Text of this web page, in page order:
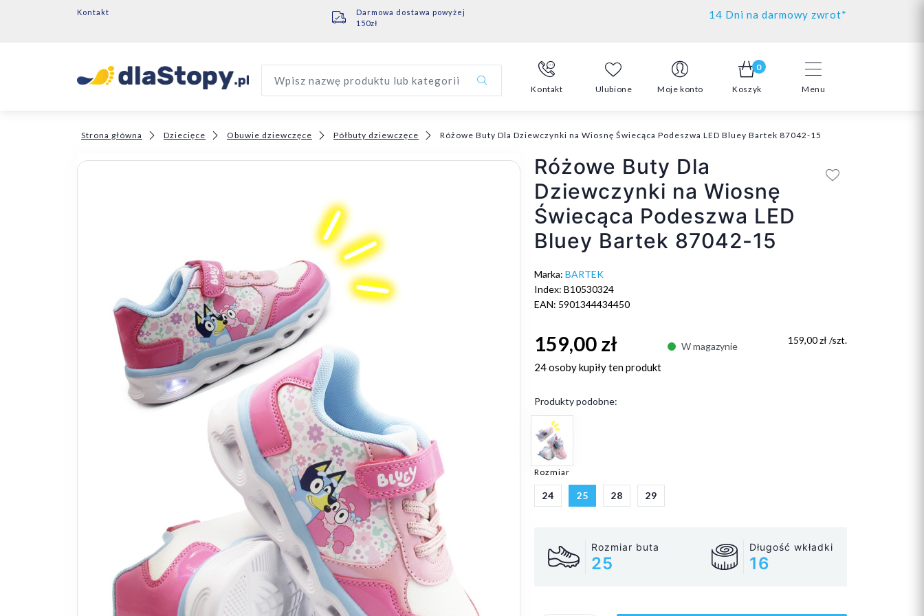
Kontakt
Darmowa dostawa powyżej
150zł
14 Dni na darmowy zwrot*
Menu
Wpisz nazwę produktu lub kategorii
Kontakt Ulubione Moje konto
0
Koszyk
Strona główna Dziecięce Obuwie dziewczęce Półbuty dziewczęce Różowe Buty Dla Dziewczynki na Wiosnę Świecąca Podeszwa LED Bluey Bartek 87042-15
Różowe Buty Dla
Dziewczynki na Wiosnę
Świecąca Podeszwa LED
Bluey Bartek 87042-15
Marka: BARTEK
Index: B10530324
EAN: 5901344434450
159,00 zł W magazynie
159,00 zł /szt.
24 osobykupiły ten produkt
Produkty podobne:
Rozmiar
24 25 28 29
Rozmiar buta
25
Długość wkładki
16